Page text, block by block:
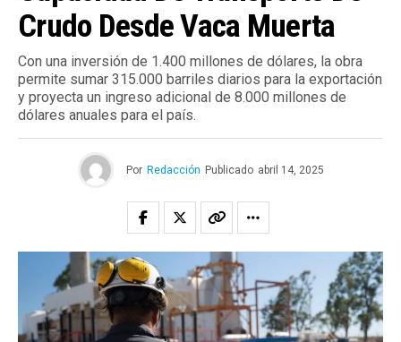
Crudo Desde Vaca Muerta
Con una inversión de 1.400 millones de dólares, la obra
permite sumar 315.000 barriles diarios para la exportación
y proyecta un ingreso adicional de 8.000 millones de
dólares anuales para el país.
Por Redacción Publicado abril 14, 2025